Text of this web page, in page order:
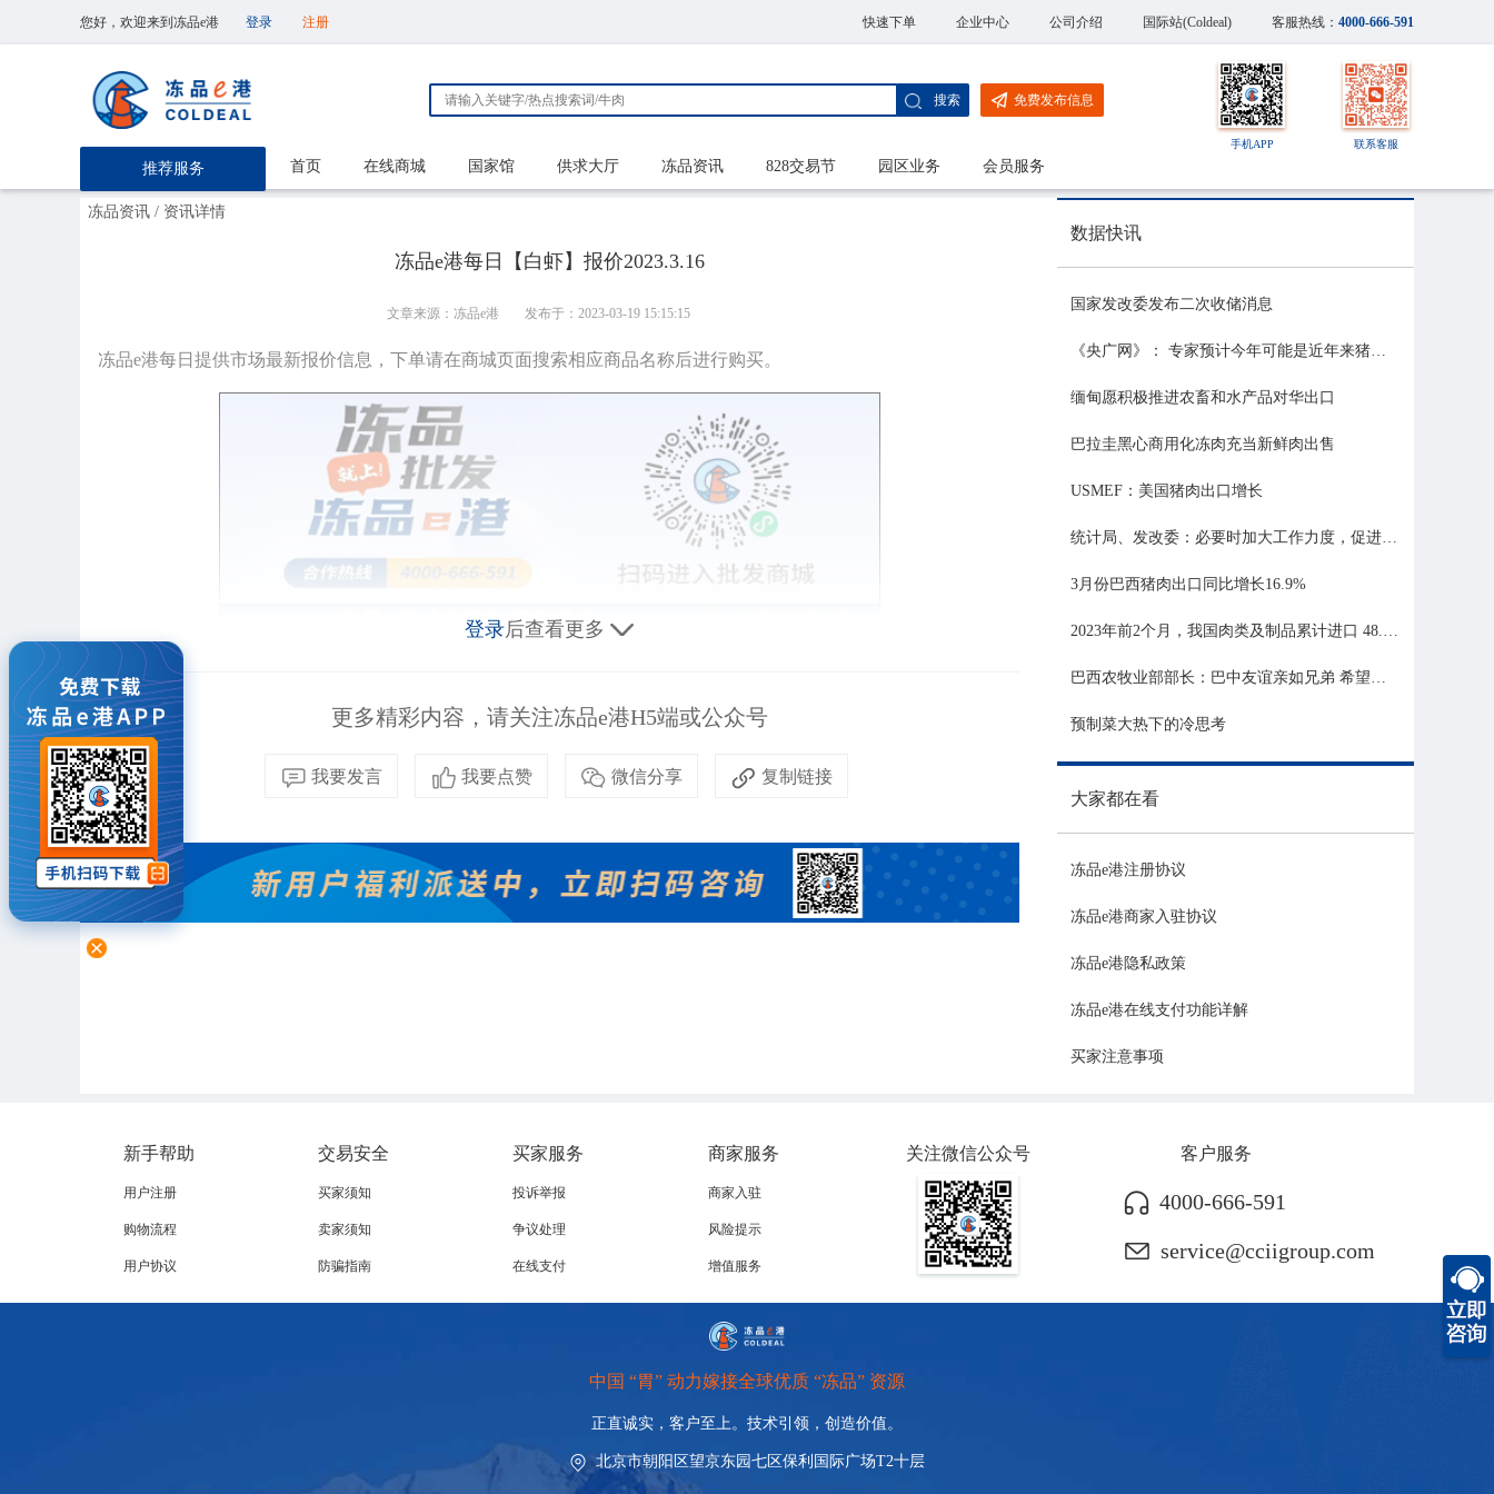
您好，欢迎来到冻品e港 登录 注册 快速下单 企业中心 公司介绍 国际站(Coldeal) 客服热线： 4000-666-591
推荐服务
搜索 免费发布信息
手机APP 联系客服
首页 在线商城 国家馆 供求大厅 冻品资讯 828交易节 园区业务 会员服务
冻品资讯 / 资讯详情
冻品e港每日【白虾】报价2023.3.16
文章来源：冻品e港 发布于：2023-03-19 15:15:15
冻品e港每日提供市场最新报价信息，下单请在商城页面搜索相应商品名称后进行购买。
登录后查看更多
更多精彩内容，请关注冻品e港H5端或公众号
我要发言 我要点赞 微信分享 复制链接
数据快讯
国家发改委发布二次收储消息
《央广网》： 专家预计今年可能是近年来猪价最稳的一年
缅甸愿积极推进农畜和水产品对华出口
巴拉圭黑心商用化冻肉充当新鲜肉出售
USMEF：美国猪肉出口增长
统计局、发改委：必要时加大工作力度，促进生猪市场平稳运行
3月份巴西猪肉出口同比增长16.9%
2023年前2个月，我国肉类及制品累计进口 48.06 亿美元，同比增长 21.81%
巴西农牧业部部长：巴中友谊亲如兄弟 希望与中国深化农业合作
预制菜大热下的冷思考
大家都在看
冻品e港注册协议
冻品e港商家入驻协议
冻品e港隐私政策
冻品e港在线支付功能详解
买家注意事项
新手帮助
用户注册
购物流程
用户协议
交易安全
买家须知
卖家须知
防骗指南
买家服务
投诉举报
争议处理
在线支付
商家服务
商家入驻
风险提示
增值服务
关注微信公众号 客户服务
4000-666-591
service@cciigroup.com
中国 “胃” 动力嫁接全球优质 “冻品” 资源
正直诚实，客户至上。技术引领， 创造价值。
北京市朝阳区望京东园七区保利国际广场T2十层